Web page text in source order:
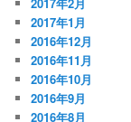
2017年1月
2016年12月
2016年11月
2016年10月
2016年9月
2016年8月